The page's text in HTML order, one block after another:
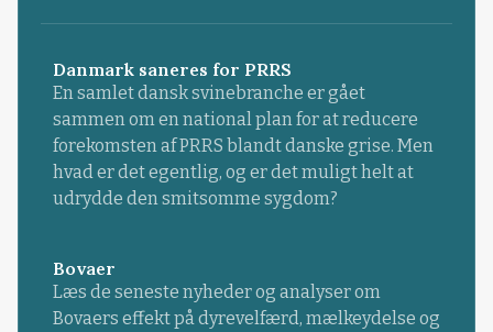
Danmark saneres for PRRS
En samlet dansk svinebranche er gået
sammen om en national plan for at reducere
forekomsten af PRRS blandt danske grise. Men
hvad er det egentlig, og er det muligt helt at
udrydde den smitsomme sygdom?
Bovaer
Læs de seneste nyheder og analyser om
Bovaers effekt på dyrevelfærd, mælkeydelse og